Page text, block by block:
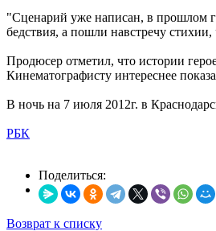
"Сценарий уже написан, в прошлом
бедствия, а пошли навстречу
Продюсер отметил, что истории
Кинематографисту интереснее
В ночь на 7 июля 2012г. в
РБК
Поделиться:
Возврат к списку